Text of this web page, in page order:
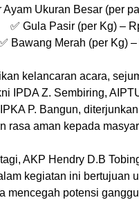
Ayam Ukuran Besar (per
✅ Gula Pasir (per Kg) –
Bawang Merah (per Kg)
kelancaran acara,
IPDA Z. Sembiring,
P. Bangun,
rasa aman kepada
AKP Hendry D.B
kegiatan ini bertujuan
mencegah potensi